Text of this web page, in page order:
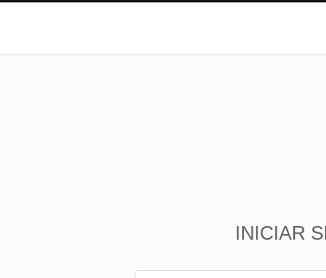
INICIAR